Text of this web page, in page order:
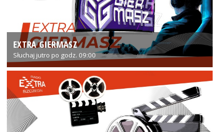
EXTRA GIERMASZ
Słuchaj jutro po godz. 09:00